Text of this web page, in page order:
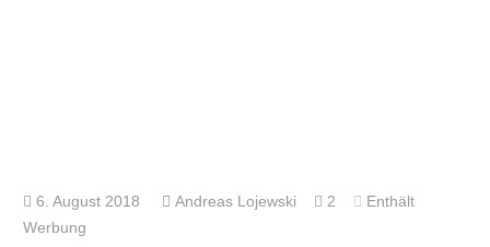
6. August 2018 Andreas Lojewski 2
Enthält
Werbung